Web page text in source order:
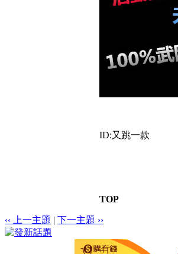
ID:又跳一款
TOP
‹‹ 上一主題 | 下一主題 ››